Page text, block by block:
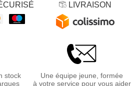
LIVRAISON
stock
Une équipe jeune, formée
à votre service pour vous aider